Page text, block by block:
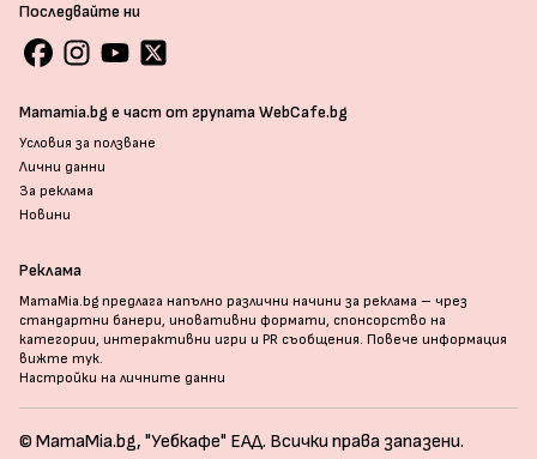
Последвайте ни
Mamamia.bg е част от групата WebCafe.bg
Условия за ползване
Лични данни
За реклама
Новини
Реклама
MamaMia.bg предлага напълно различни начини за реклама – чрез
стандартни банери, иновативни формати, спонсорство на
категории, интерактивни игри и PR съобщения. Повече информация
вижте тук.
Настройки на личните данни
© MamaMia.bg, "Уебкафе" ЕАД. Всички права запазени.